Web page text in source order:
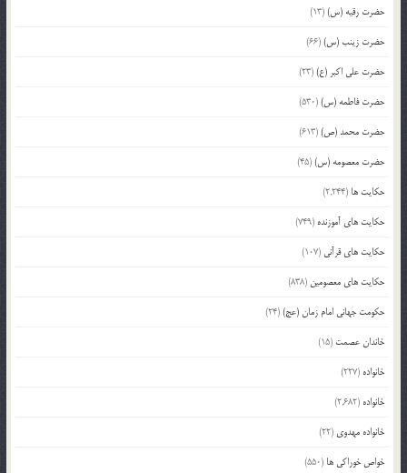
حضرت رقیه (س)(13)
حضرت زینب (س)(66)
حضرت علی اکبر (ع)(23)
حضرت فاطمه (س)(530)
حضرت محمد (ص)(613)
حضرت معصومه (س)(45)
حکایت ها (2,244)
حکایت های آموزنده (749)
حکایت های قرآنی (107)
حکایت های معصومین (838)
حکومت جهانی امام زمان (عج)(24)
خاندان عصمت (15)
خانواده (227)
خانواده (2,682)
خانواده مهدوی (22)
خواص خوراکی ها (550)